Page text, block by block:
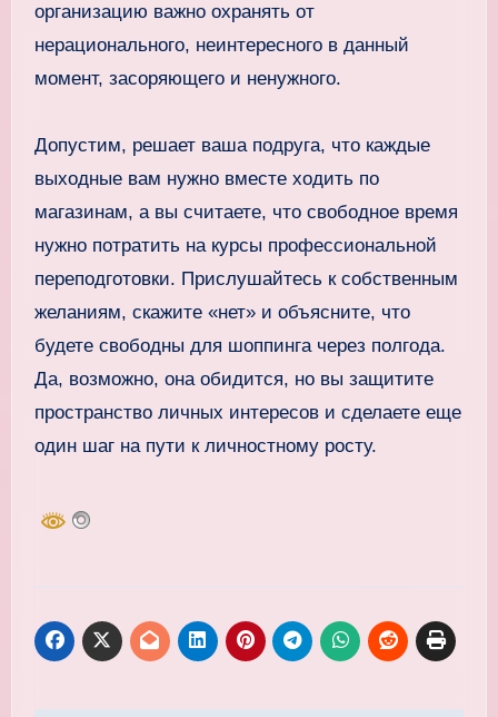
организацию важно охранять от
нерационального, неинтересного в данный
момент, засоряющего и ненужного.
Допустим, решает ваша подруга, что каждые
выходные вам нужно вместе ходить по
магазинам, а вы считаете, что свободное время
нужно потратить на курсы профессиональной
переподготовки. Прислушайтесь к собственным
желаниям, скажите «нет» и объясните, что
будете свободны для шоппинга через полгода.
Да, возможно, она обидится, но вы защитите
пространство личных интересов и сделаете еще
один шаг на пути к личностному росту.